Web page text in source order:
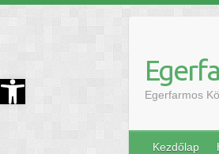
Eszköztár megnyitása
Egerfarmos
Kezdőlap